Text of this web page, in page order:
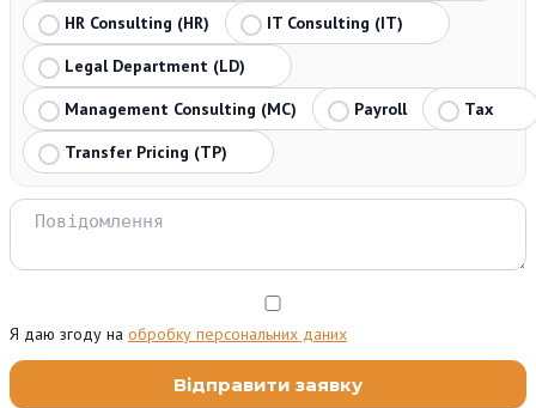
HR Consulting (HR)
IT Consulting (IT)
Legal Department (LD)
Management Consulting (MC)
Payroll
Tax
Transfer Pricing (TP)
Я даю згоду на обробку персональних даних